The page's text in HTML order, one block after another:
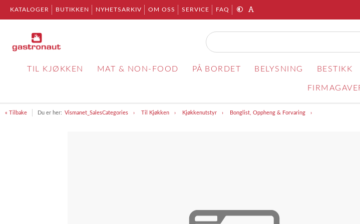
KATALOGER BUTIKKEN NYHETSARKIV OM OSS SERVICE FAQ
TIL KJØKKEN MAT & NON-FOOD PÅ BORDET BELYSNING BESTIKK
« Tilbake Du er her: Vismanet_SalesCategories Til Kjøkken Kjøkkenutstyr Bonglist, Oppheng & Forvaring